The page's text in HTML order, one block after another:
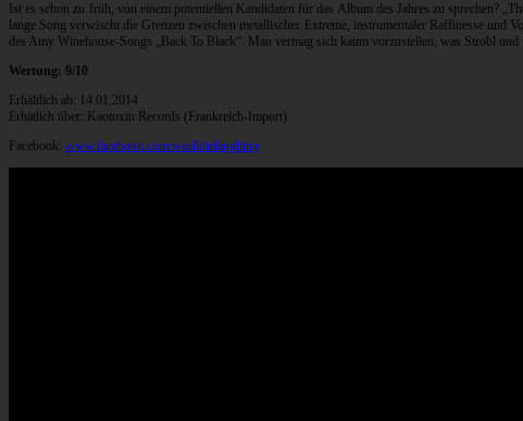
Ist es schon zu früh, von einem potentiellen Kandidaten für das Album des Jahres zu sprechen?
lange Song verwischt die Grenzen zwischen metallischer Extreme, instrumentaler Raffinesse
des Amy Winehouse-Songs „Back To Black“. Man vermag sich kaum vorzustellen, was Strobl
Wertung: 9/10
Erhältlich ab: 14.01.2014
Erhätlich über: Kaotoxin Records (Frankreich-Import)
Facebook: www.facebook.com/wealldielaughing